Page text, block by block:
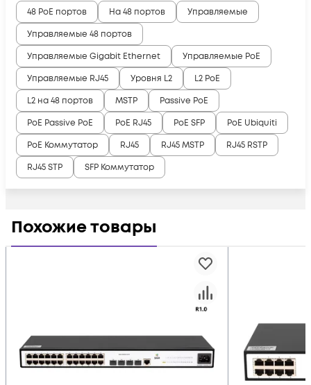
48 PoE портов На 48 портов
Управляемые
Управляемые 48 портов
Управляемые Gigabit Ethernet
Управляемые PoE
Управляемые RJ45
Уровня L2
L2 PoE
L2 на 48 портов
MSTP
Passive PoE
PoE Passive PoE
PoE RJ45 PoE SFP
PoE Ubiquiti
PoE Коммутатор
RJ45 RJ45 MSTP
RJ45 RSTP
RJ45 STP
SFP Коммутатор
Похожие товары